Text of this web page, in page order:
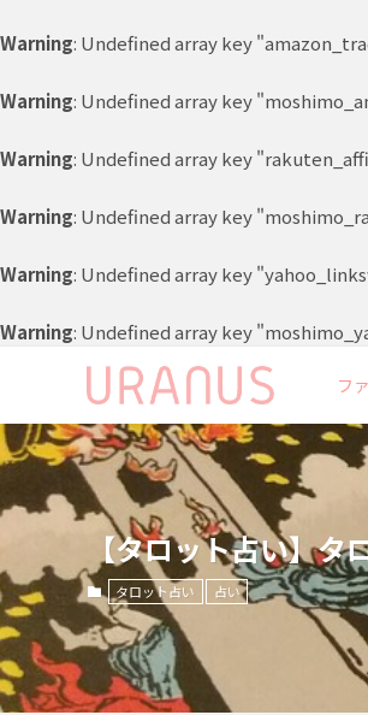
Warning: Undefined array key
Warning: Undefined array key
Warning: Undefined array key
Warning: Undefined array key
Warning: Undefined array key
Warning: Undefined array key
フ
【タロット占い】
タロット占い 占い